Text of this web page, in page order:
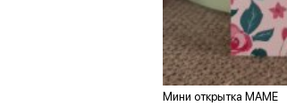
Мини открытка МАМЕ